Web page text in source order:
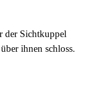
der Sichtkuppel
ihnen schloss.